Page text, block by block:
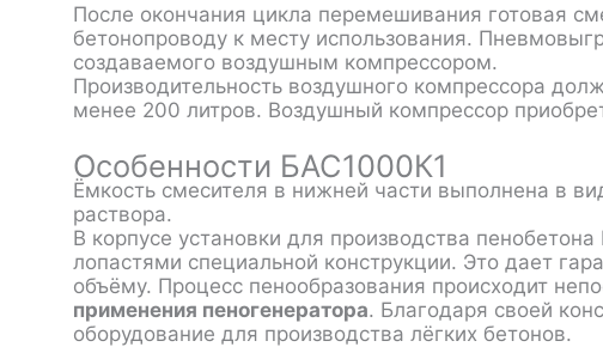
После окончания цикла перемешивания готовая
бетонопроводу к месту использования.
создаваемого воздушным компрессором.
Производительность воздушного компрессора
менее 200 литров. Воздушный компрессор
Особенности БАС1000К1
Ёмкость смесителя в нижней части выполнена в
раствора.
В корпусе установки для производства
лопастями специальной конструкции. Это дает
объёму. Процесс пенообразования происходит
применения пеногенератора. Благодаря своей
оборудование для производства лёгких бетонов.